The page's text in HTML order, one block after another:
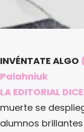
INVÉNTATE ALGO
Palahniuk
LA EDITORIAL
muerte se
alumnos